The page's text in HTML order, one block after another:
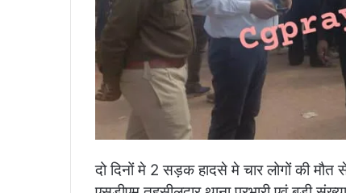
दो दिनों मे 2 सड़क हादसे मे चार लोगों की